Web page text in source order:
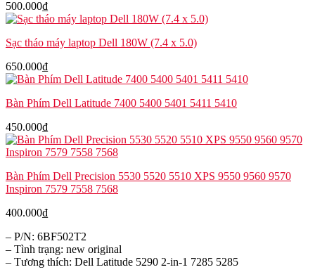
500.000₫
Sạc tháo máy laptop Dell 180W (7.4 x 5.0)
650.000₫
Bàn Phím Dell Latitude 7400 5400 5401 5411 5410
450.000₫
Bàn Phím Dell Precision 5530 5520 5510 XPS 9550 9560 9570
Inspiron 7579 7558 7568
400.000₫
– P/N: 6BF502T2
– Tình trạng: new original
– Tương thích: Dell Latitude 5290 2-in-1 7285 5285